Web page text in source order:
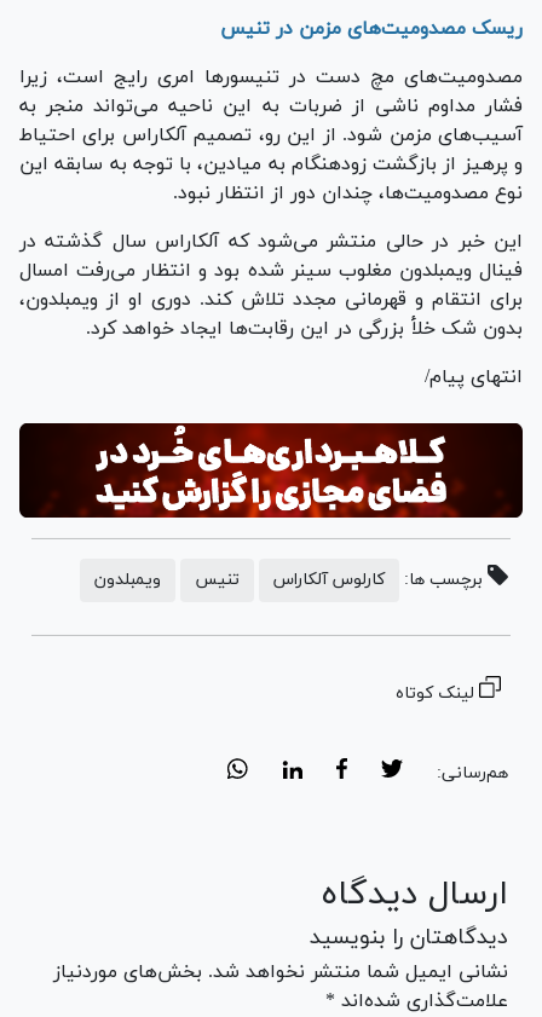
ریسک مصدومیت‌های مزمن در تنیس
مصدومیت‌های مچ دست در تنیسور‌ها امری رایج است، زیرا
فشار مداوم ناشی از ضربات به این ناحیه می‌تواند منجر به
آسیب‌های مزمن شود. از این رو، تصمیم آلکاراس برای احتیاط
و پرهیز از بازگشت زودهنگام به میادین، با توجه به سابقه این
نوع مصدومیت‌ها، چندان دور از انتظار نبود.
این خبر در حالی منتشر می‌شود که آلکاراس سال گذشته در
فینال ویمبلدون مغلوب سینر شده بود و انتظار می‌رفت امسال
برای انتقام و قهرمانی مجدد تلاش کند. دوری او از ویمبلدون،
بدون شک خلأ بزرگی در این رقابت‌ها ایجاد خواهد کرد.
انتهای پیام/
برچسب ها: کارلوس آلکاراس تنیس ویمبلدون
لینک کوتاه
هم‌رسانی:
ارسال دیدگاه
دیدگاهتان را بنویسید
نشانی ایمیل شما منتشر نخواهد شد. بخش‌های موردنیاز
علامت‌گذاری شده‌اند *